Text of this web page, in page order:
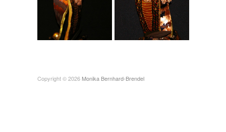
Copyright © 2026 Monika Bernhard-Brendel